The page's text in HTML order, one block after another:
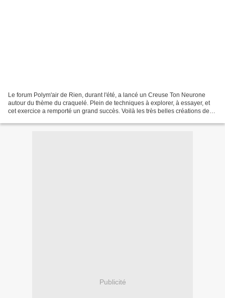
Le forum Polym'air de Rien, durant l'été, a lancé un Creuse Ton Neurone
autour du thème du craquelé. Plein de techniques à explorer, à essayer, et
cet exercice a remporté un grand succès. Voilà les très belles créations de
Publicité